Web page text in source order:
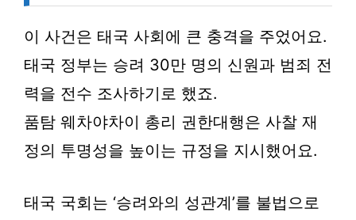
이 사건은 태국 사회에 큰 충격을 주었어요.
태국 정부는 승려 30만 명의 신원과 범죄 전
력을 전수 조사하기로 했죠.
품탐 웨차야차이 총리 권한대행은 사찰 재
정의 투명성을 높이는 규정을 지시했어요.
태국 국회는 ‘승려와의 성관계’를 불법으로